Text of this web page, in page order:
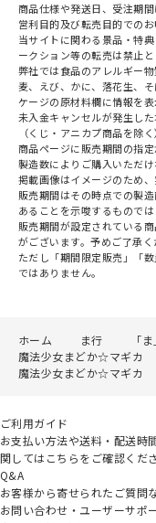
商品仕様や発送日、受注期
営利目的及び転売目的での
当サイトに関わる景品・特
ークション等の転売は禁止と
弊社では食品のアレルギー
麦、えび、かに、落花生、
ケージの原材料欄に情報を表
未入金キャンセルが発生し
（くじ・アニカプ商品を除く
商品ページに販売期間の指
製造数によりご購入いただけ
掲載画像はイメージのため
販売期間はその時点での製
あることを示唆するものでは
販売期間が設定されている
がございます。予めご了承く
ただし「期間限定販売」「
ではありません。
ホーム ま行
「
魔法少女まどか☆マギカ
魔法少女まどか☆マギカ
ご利用ガイド
お支払い方法や送料・配送時
関してはこちらをご確認くださ
Q&A
お客様から寄せられたご質問
お問い合わせ・ユーザーサポ